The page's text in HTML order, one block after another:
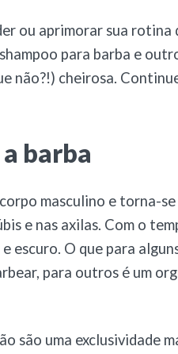
ou aprimorar sua
para barba e
não?!) cheirosa.
barba
masculino e torna-
e nas axilas. Com o
escuro. O que para
para outros é um
são uma exclusividade